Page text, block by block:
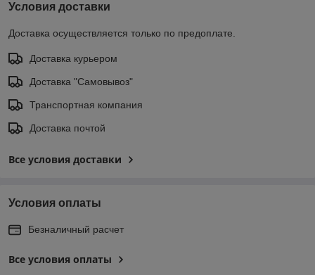
Условия доставки
Доставка осуществляется только по предоплате.
Доставка курьером
Доставка "Самовывоз"
Транспортная компания
Доставка почтой
Все условия доставки
Условия оплаты
Безналичный расчет
Все условия оплаты